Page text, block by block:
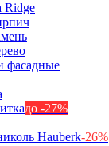
Ridge
фасадные
до -27%
Hauberk-26%